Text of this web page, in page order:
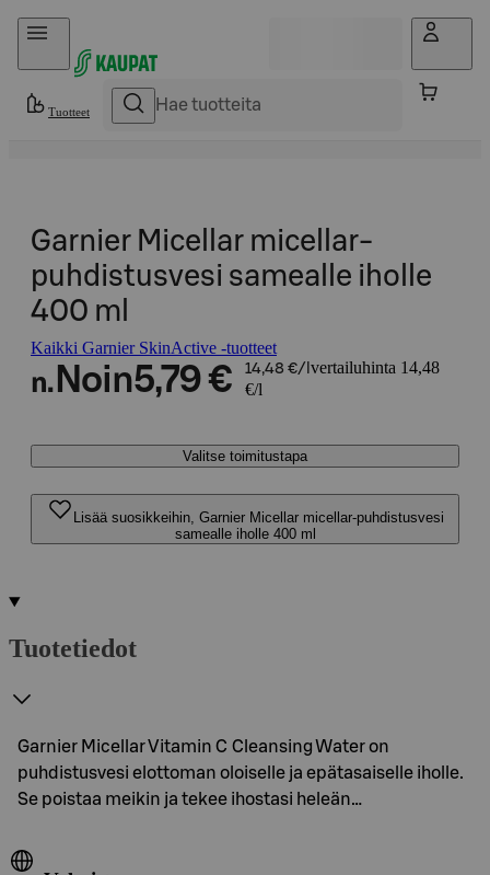
Hyppää sisältöön
Tuotteet
Garnier Micellar micellar-
puhdistusvesi samealle iholle
400 ml
Kaikki Garnier SkinActive -tuotteet
n. Noin5,79 € 14,48 €/l vertailuhinta 14,48
€/l
Valitse toimitustapa
Lisää suosikkeihin, Garnier Micellar micellar-puhdistusvesi
samealle iholle 400 ml
Tuotetiedot
Garnier Micellar Vitamin C Cleansing Water on
puhdistusvesi elottoman oloiselle ja epätasaiselle iholle.
Se poistaa meikin ja tekee ihostasi heleän…